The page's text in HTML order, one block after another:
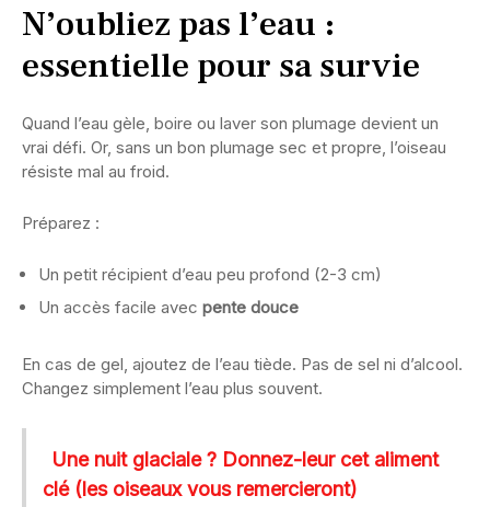
N’oubliez pas l’eau :
essentielle pour sa survie
Quand l’eau gèle, boire ou laver son plumage devient un
vrai défi. Or, sans un bon plumage sec et propre, l’oiseau
résiste mal au froid.
Préparez :
Un petit récipient d’eau peu profond (2-3 cm)
Un accès facile avec pente douce
En cas de gel, ajoutez de l’eau tiède. Pas de sel ni d’alcool.
Changez simplement l’eau plus souvent.
Une nuit glaciale ? Donnez-leur cet aliment
clé (les oiseaux vous remercieront)